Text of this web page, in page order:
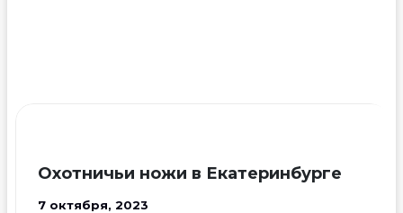
Охотничьи ножи в Екатеринбурге
7 октября, 2023